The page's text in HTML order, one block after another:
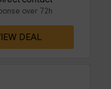
over 72h
DEAL